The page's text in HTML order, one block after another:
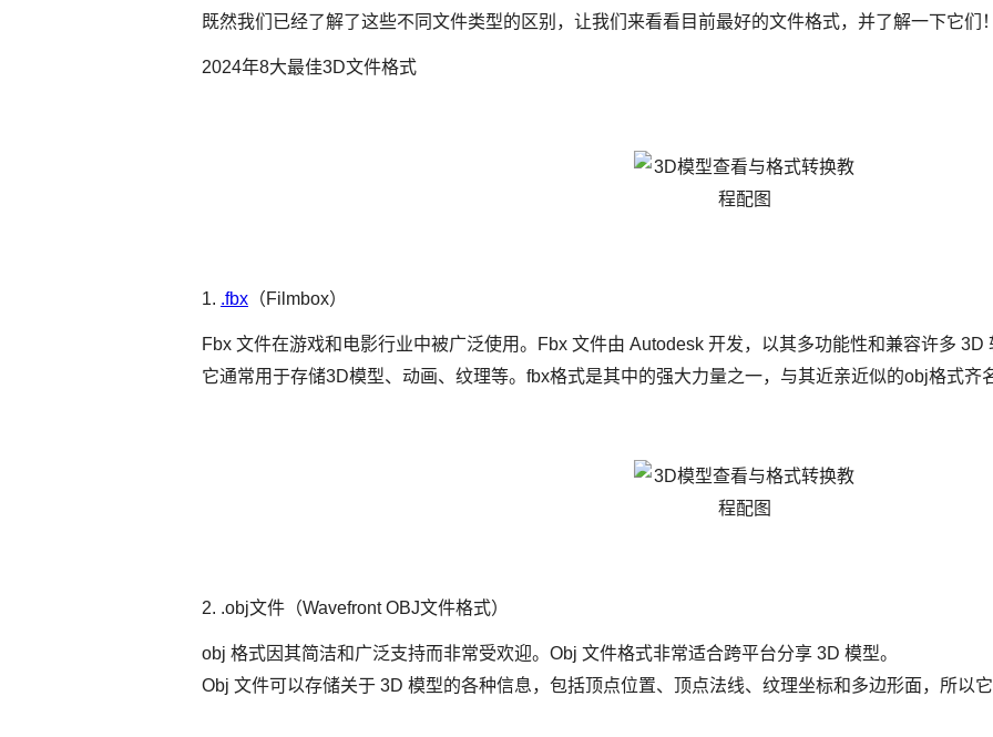
既然我们已经了解了这些不同文件类型的区别，让我们来看看目前最好的文件格式，并了解一下它们！
2024年8大最佳3D文件格式
1. .fbx （Filmbox）
Fbx 文件在游戏和电影行业中被广泛使用。Fbx 文件由 Autodesk 开发，以其多功能性和兼容许多 3D
它通常用于存储3D模型、动画、纹理等。fbx格式是其中的强大力量之一，与其近亲近似的obj格式齐
2. .obj文件（Wavefront OBJ文件格式）
obj 格式因其简洁和广泛支持而非常受欢迎。Obj 文件格式非常适合跨平台分享 3D 模型。
Obj 文件可以存储关于 3D 模型的各种信息，包括顶点位置、顶点法线、纹理坐标和多边形面，所以它